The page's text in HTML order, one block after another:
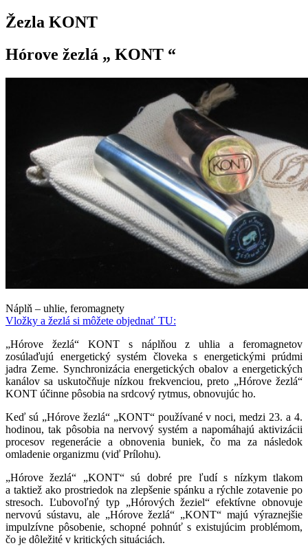
Žezla KONT
Hórove žezlá „ KONT “
Náplň – uhlie, feromagnety
Vložky a žezlá si môžete objednať TU:
„Hórove žezlá“ KONT s náplňou z uhlia a feromagnetov
zosúlaďujú energetický systém človeka s energetickými prúdmi
jadra Zeme. Synchronizácia energetických obalov a energetických
kanálov sa uskutočňuje nízkou frekvenciou, preto „Hórove žezlá“
KONT účinne pôsobia na srdcový rytmus, obnovujúc ho.
Keď sú „Hórove žezlá“ „KONT“ používané v noci, medzi 23. a 4.
hodinou, tak pôsobia na nervový systém a napomáhajú aktivizácii
procesov regenerácie a obnovenia buniek, čo ma za následok
omladenie organizmu (viď Prílohu).
„Hórove žezlá“ „KONT“ sú dobré pre ľudí s nízkym tlakom
a taktiež ako prostriedok na zlepšenie spánku a rýchle zotavenie po
stresoch. Ľubovoľný typ „Hórových žeziel“ efektívne obnovuje
nervovú sústavu, ale „Hórove žezlá“ „KONT“ majú výraznejšie
impulzívne pôsobenie, schopné pohnúť s existujúcim problémom,
čo je dôležité v kritických situáciách.